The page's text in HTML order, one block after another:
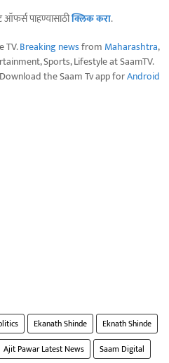
ऑफर्स पाहण्यासाठीक्लिक करा.
TV.Breaking newsfrom Maharashtra,
Sports, Lifestyle at SaamTV.
the Saam Tv app forAndroid
Ekanath Shinde
Eknath Shinde
Ajit Pawar Latest News
Saam Digital